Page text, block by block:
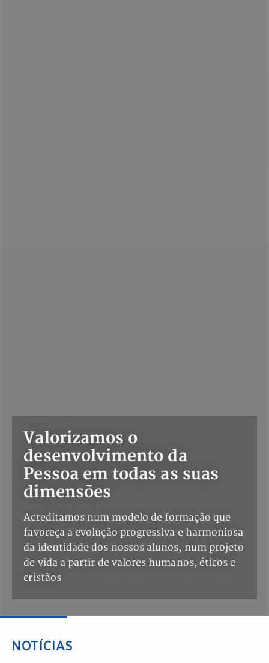
Valorizamos o
desenvolvimento da
Pessoa em todas as suas
dimensões
Acreditamos num modelo de formação que
favoreça a evolução progressiva e harmoniosa
da identidade dos nossos alunos, num projeto
de vida a partir de valores humanos, éticos e
cristãos
NOTÍCIAS